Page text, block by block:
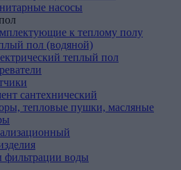
насосы
пол
к теплому полу
пол (водяной)
теплый пол
сантехнический
тепловые пушки, масляные
фильтрации воды